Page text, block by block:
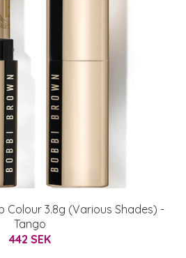
Colour 3.8g (Various Shades) -
Tango
442 SEK